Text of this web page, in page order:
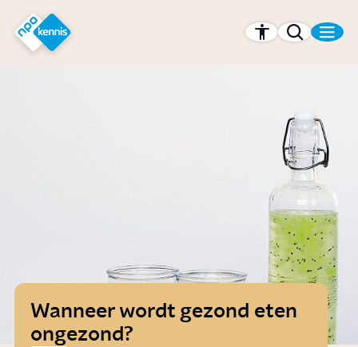
Hét kennisplatform van de NPO
Wanneer wordt gezond eten
ongezond?